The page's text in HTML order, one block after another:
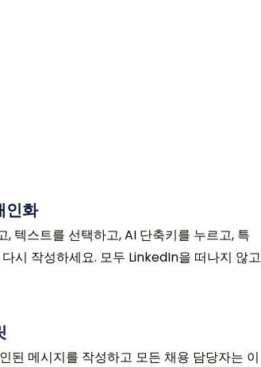
인화
, 텍스트를 선택하고, AI 단축키를 누르고, 특
시 작성하세요. 모두 LinkedIn을 떠나지 않고
된 메시지를 작성하고 모든 채용 담당자는 이